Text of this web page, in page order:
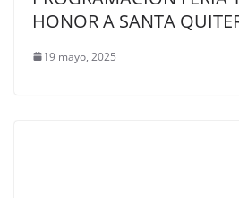
HONOR A SANTA
19 mayo, 2025